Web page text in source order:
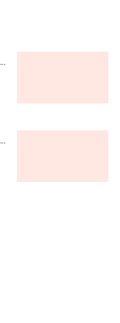
[렛츠커리어] 취준 스터디 A유형 신청폼
[렛츠커리어] 취준 스터디 B유형 신청폼